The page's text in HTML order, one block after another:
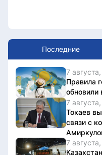
Последние
7
Правила
обновили
7
Токаев
связи с
7